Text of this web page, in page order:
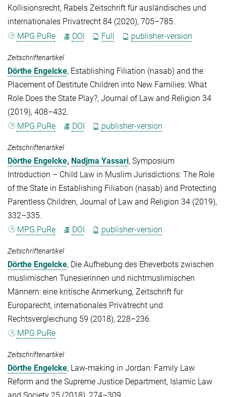
Kollisionsrecht, Rabels Zeitschrift für ausländisches und
internationales Privatrecht 84 (2020), 705–785.
MPG.PuRe
DOI Full publisher-version
Zeitschriftenartikel
Dörthe Engelcke, Establishing Filiation (nasab) and the
Placement of Destitute Children into New Families: What
Role Does the State Play?, Journal of Law and Religion 34
(2019), 408–432.
MPG.PuRe
DOI publisher-version
Zeitschriftenartikel
Dörthe Engelcke, Nadjma Yassari, Symposium
Introduction – Child Law in Muslim Jurisdictions: The Role
of the State in Establishing Filiation (nasab) and Protecting
Parentless Children, Journal of Law and Religion 34 (2019),
332–335.
MPG.PuRe
DOI publisher-version
Zeitschriftenartikel
Dörthe Engelcke, Die Aufhebung des Eheverbots zwischen
muslimischen Tunesierinnen und nichtmuslimischen
Männern: eine kritische Anmerkung, Zeitschrift für
Europarecht, internationales Privatrecht und
Rechtsvergleichung 59 (2018), 228–236.
MPG.PuRe
Zeitschriftenartikel
Dörthe Engelcke, Law-making in Jordan: Family Law
Reform and the Supreme Justice Department, Islamic Law